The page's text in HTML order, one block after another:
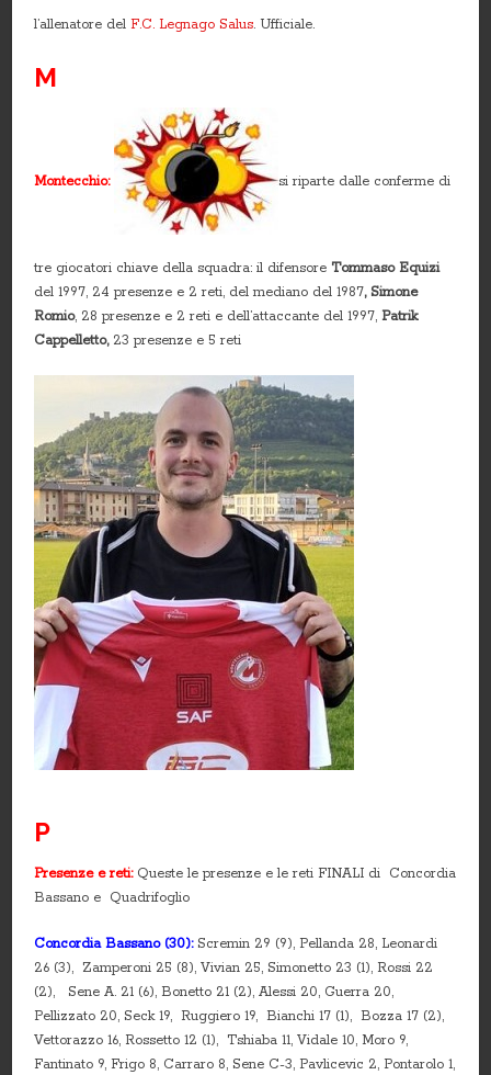
l’allenatore delF.C. Legnago Salus. Ufficiale.
M
Montecchio: si riparte dalle conferme di
tre giocatori chiave della squadra: il difensore Tommaso Equizi
del 1997, 24 presenze e 2 reti, del mediano del 1987, Simone
Romio, 28 presenze e 2 reti e dell’attaccante del 1997,Patrik
Cappelletto,23 presenze e 5 reti
P
Presenze e reti:Queste le presenze e le reti FINALI di Concordia
Bassano e Quadrifoglio
Concordia Bassano (30):Scremin 29 (9), Pellanda 28, Leonardi
26 (3), Zamperoni 25 (8), Vivian 25, Simonetto 23 (1), Rossi 22
(2), Sene A. 21 (6), Bonetto 21 (2), Alessi 20, Guerra 20,
Pellizzato 20, Seck 19, Ruggiero 19, Bianchi 17 (1), Bozza 17 (2),
Vettorazzo 16, Rossetto 12 (1), Tshiaba 11, Vidale 10, Moro 9,
Fantinato 9, Frigo 8, Carraro 8, Sene C-3, Pavlicevic 2, Pontarolo 1,